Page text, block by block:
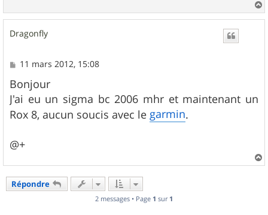
a
u
Dragonfly
M
s
s
a
g
e
11 mars 2012, 15:08
Bonjour
J'ai eu un sigma bc 2006 mhr et maintenant un
Rox 8, aucun soucis avec le garmin.
@+
a
Répondre
2 messages • Page 1 sur 1